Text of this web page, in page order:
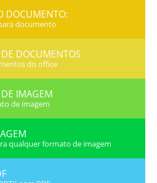
DOCUMENTO:
documento
DOCUMENTOS
do office
IMAGEM
de imagem
qualquer formato de imagem